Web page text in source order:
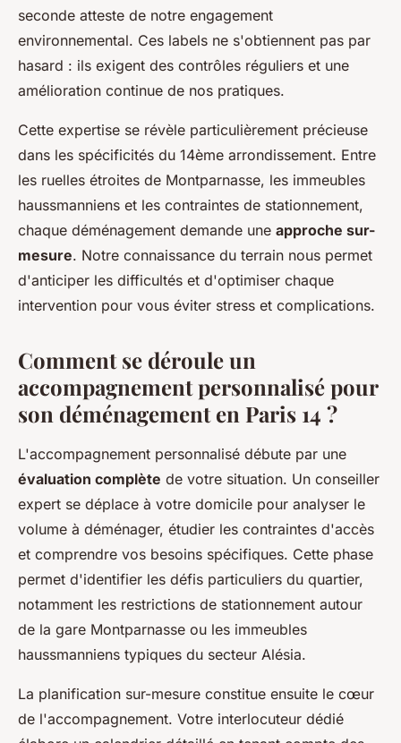
seconde atteste de notre engagement
environnemental. Ces labels ne s'obtiennent pas par
hasard : ils exigent des contrôles réguliers et une
amélioration continue de nos pratiques.
Cette expertise se révèle particulièrement précieuse
dans les spécificités du 14ème arrondissement. Entre
les ruelles étroites de Montparnasse, les immeubles
haussmanniens et les contraintes de stationnement,
chaque déménagement demande une approche sur-
mesure. Notre connaissance du terrain nous permet
d'anticiper les difficultés et d'optimiser chaque
intervention pour vous éviter stress et complications.
Comment se déroule un
accompagnement personnalisé pour
son déménagement en Paris 14 ?
L'accompagnement personnalisé débute par une
évaluation complète de votre situation. Un conseiller
expert se déplace à votre domicile pour analyser le
volume à déménager, étudier les contraintes d'accès
et comprendre vos besoins spécifiques. Cette phase
permet d'identifier les défis particuliers du quartier,
notamment les restrictions de stationnement autour
de la gare Montparnasse ou les immeubles
haussmanniens typiques du secteur Alésia.
La planification sur-mesure constitue ensuite le cœur
de l'accompagnement. Votre interlocuteur dédié